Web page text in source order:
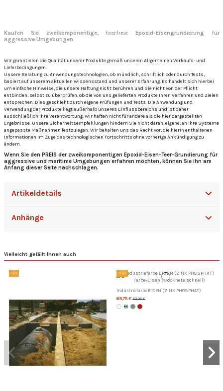
Kaufen Sie zweikomponentige, teerfreie Epoxid-Eisengrundierung für
aggressive Umgebungen
Wir garantieren die Qualität unserer Produkte gemäß unseren Allgemeinen Verkaufs- und
Lieferbedingungen.
Unsere Beratung zu Anwendungstechnologien, ob mündlich, schriftlich oder durch Tests,
basiert auf unserem aktuellen Wissensstand und unserer Erfahrung. Es handelt sich hierbei
um einfache Hinweise, die unsere Haftung nicht berühren und Sie nicht von der Pflicht
entbinden, selbst zu überprüfen, ob die von uns gelieferten Produkte Ihren Verfahren und Zielen
entsprechen. Dies geschieht durch eigene Prüfungen und Tests. Die Anwendung und
Verwendung der Produkte liegt außerhalb unseres Einflussbereichs und ist daher
ausschließlich Ihre Verantwortung. Wir haften nicht für andere als die hier dargestellten
Ergebnisse. Unsere Sicherheitsempfehlungen hindern Sie nicht daran, eigene, an Ihre Systeme
angepasste Maßnahmen festzulegen. Wir behalten uns das Recht vor, die hierin enthaltenen
Informationen im Zuge des technologischen Fortschritts ohne vorherige Ankündigung zu
ändern.
Wenn Sie den PREIS der zweikomponentigen Epoxid-Eisen-Teer-Grundierung für
aggressive und maritime Umgebungen erfahren möchten, können Sie ihn am
Anfang dieser Seite nachschlagen.
Artikeldetails
Anhänge
Vielleicht gefällt Ihnen auch
-5% -15%
Industriefarbe EISEN (ZINK PHOSPHAT)
69,75 € 82,06 €